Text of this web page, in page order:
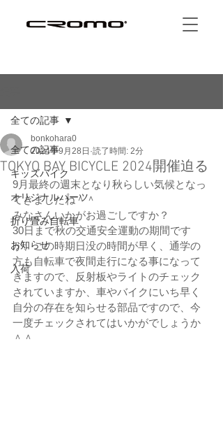
全ての記事
キッズバイク
オリジナルパーツ
折り畳み自転車
お知らせ
入荷
全ての記事
TOKYO BAY BICYCLE 2024開催迫る
bonkohara0
2024年9月28日 読了時間: 2分
9月最終の週末となり秋らしい気候となっ
てきましたね＾＾
みなさんいかがお過ごしですか？
30日まで秋の交通安全運動の期間です
が、この時期日没の時間が早く、通学の
方も自転車で夜間走行になる事になって
きますので、反射板やライトのチェック
されていますか、車やバイクにいち早く
自分の存在を知らせる部品ですので、今
一度チェックされてはいかがでしょうか
＾＾